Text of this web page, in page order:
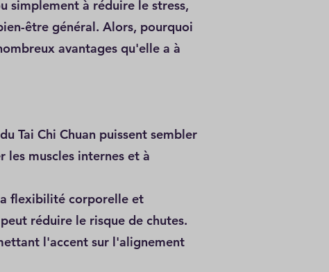
simplement à réduire le stress,
être général. Alors, pourquoi
avantages qu'elle a à
Tai Chi Chuan puissent sembler
muscles internes et à
flexibilité corporelle et
réduire le risque de chutes.
l'accent sur l'alignement